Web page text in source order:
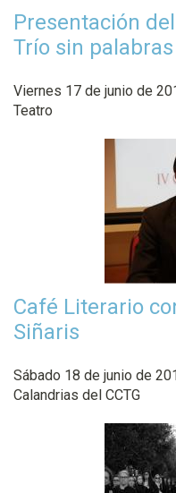
Presentación
Trío sin
Viernes 17 de junio de
Teatro
Café Literario
Siñaris
Sábado 18 de junio de
Calandrias del CCTG